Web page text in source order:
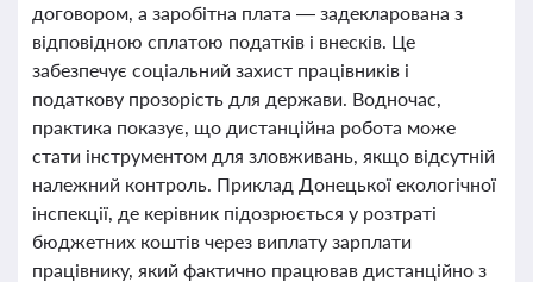
договором, а заробітна плата — задекларована з
відповідною сплатою податків і внесків. Це
забезпечує соціальний захист працівників і
податкову прозорість для держави. Водночас,
практика показує, що дистанційна робота може
стати інструментом для зловживань, якщо відсутній
належний контроль. Приклад Донецької екологічної
інспекції, де керівник підозрюється у розтраті
бюджетних коштів через виплату зарплати
працівнику, який фактично працював дистанційно з